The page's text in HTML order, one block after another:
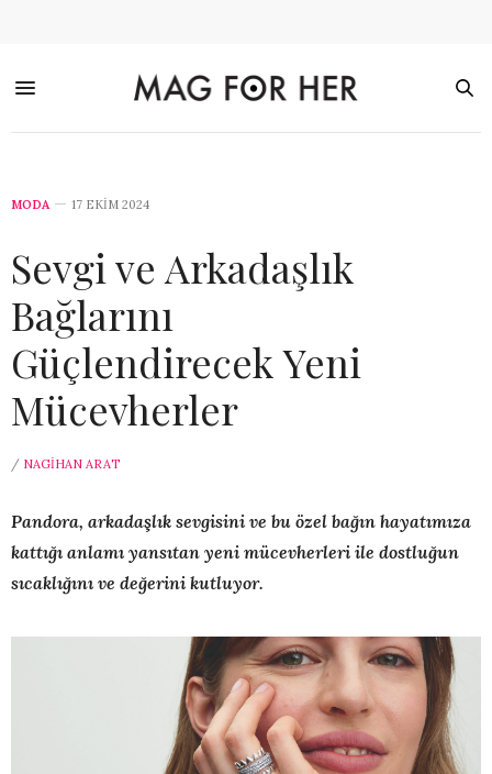
MODA 17 EKIM 2024
Sevgi ve Arkadaşlık
Bağlarını
Güçlendirecek Yeni
Mücevherler
/ NAGIHAN ARAT
Pandora, arkadaşlık sevgisini ve bu özel bağın hayatımıza
kattığı anlamı yansıtan yeni mücevherleri ile dostluğun
sıcaklığını ve değerini kutluyor.